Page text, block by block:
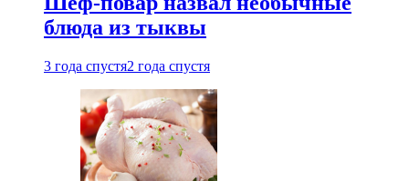
блюда из тыквы
3 года спустя2 года спустя